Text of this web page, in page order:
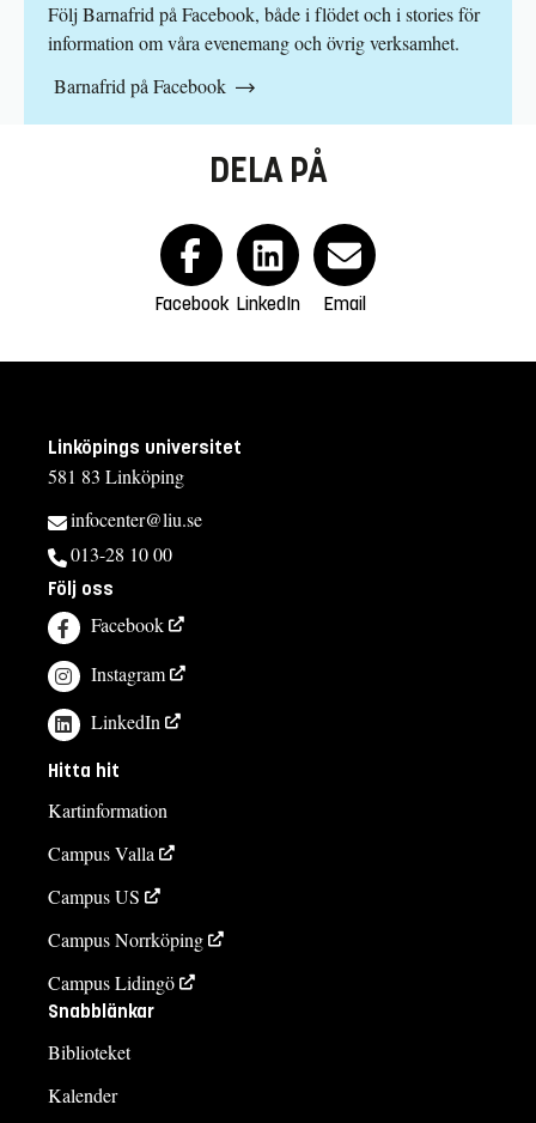
Följ Barnafrid på Facebook, både i flödet och i stories för
information om våra evenemang och övrig verksamhet.
Barnafrid på Facebook
DELA PÅ
Facebook LinkedIn Email
Linköpings universitet
581 83 Linköping
infocenter@liu.se
013-28 10 00
Följ oss
Facebook
Instagram
LinkedIn
Hitta hit
Kartinformation
Campus Valla
Campus US
Campus Norrköping
Campus Lidingö
Snabblänkar
Biblioteket
Kalender